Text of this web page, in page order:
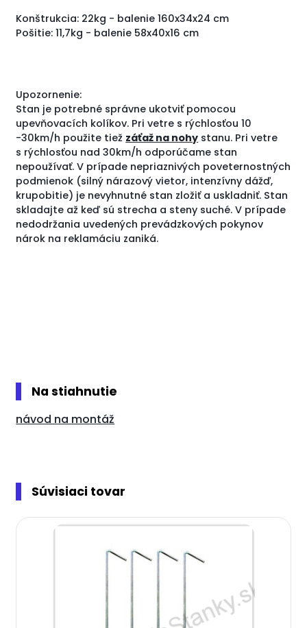
Konštrukcia: 22kg - balenie 160x34x24 cm
Pošitie: 11,7kg - balenie 58x40x16 cm
Upozornenie:
Stan je potrebné správne ukotviť pomocou
upevňovacích kolíkov. Pri vetre s rýchlosťou 10
-30km/h použite tiež záťaž na nohy stanu. Pri vetre
s rýchlosťou nad 30km/h odporúčame stan
nepoužívať. V prípade nepriaznivých poveternostných
podmienok (silný nárazový vietor, intenzívny dážď,
krupobitie) je nevyhnutné stan zložiť a uskladniť. Stan
skladajte až keď sú strecha a steny suché. V prípade
nedodržania uvedených prevádzkových pokynov
nárok na reklamáciu zaniká.
Na stiahnutie
návod na montáž
Súvisiaci tovar